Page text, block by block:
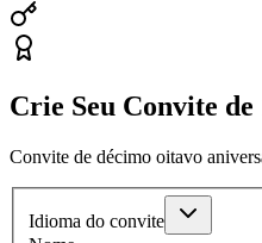
Crie Seu Convite
Convite de décimo oitavo
Idioma do convite